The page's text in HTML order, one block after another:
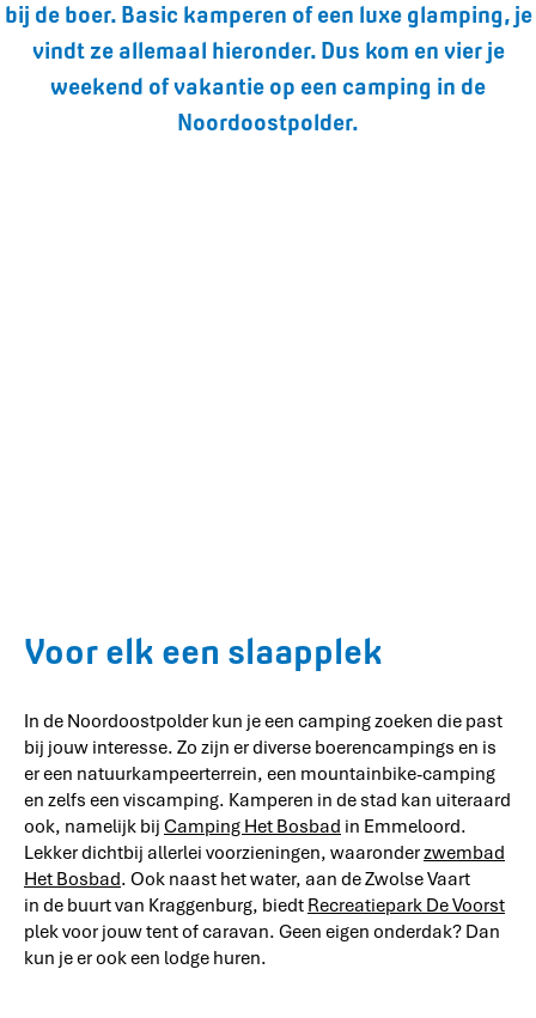
bij de boer. Basic kamperen of een luxe glamping, je
vindt ze allemaal hieronder. Dus kom en vier je
weekend of vakantie op een camping in de
Noordoostpolder.
Voor elk een slaapplek
In de Noordoostpolder kun je een camping zoeken die past
bij jouw interesse. Zo zijn er diverse boerencampings en is
er een natuurkampeerterrein, een mountainbike-camping
en zelfs een viscamping. Kamperen in de stad kan uiteraard
ook, namelijk bij Camping Het Bosbad in Emmeloord.
Lekker dichtbij allerlei voorzieningen, waaronderzwembad
Het Bosbad. Ook naast het water, aan de Zwolse Vaart
in de buurt van Kraggenburg, biedt Recreatiepark De Voorst
plek voor jouw tent of caravan. Geen eigen onderdak? Dan
kun je er ook een lodge huren.